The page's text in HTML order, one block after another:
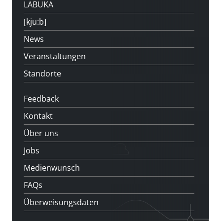
LABUKA
[kju:b]
News
Veranstaltungen
Standorte
Feedback
Kontakt
Über uns
Jobs
Medienwunsch
FAQs
Überweisungsdaten